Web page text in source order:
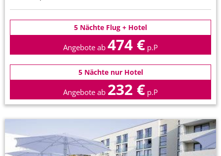
5 Nächte Flug + Hotel
Angebote ab 474 € p.P
5 Nächte nur Hotel
Angebote ab 232 € p.P